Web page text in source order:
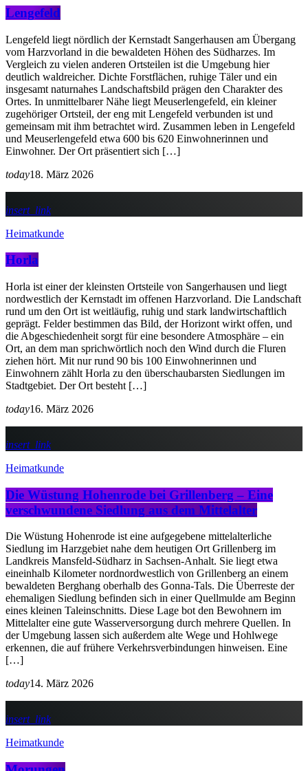
Lengefeld
Lengefeld liegt nördlich der Kernstadt Sangerhausen am Übergang
vom Harzvorland in die bewaldeten Höhen des Südharzes. Im
Vergleich zu vielen anderen Ortsteilen ist die Umgebung hier
deutlich waldreicher. Dichte Forstflächen, ruhige Täler und ein
insgesamt naturnahes Landschaftsbild prägen den Charakter des
Ortes. In unmittelbarer Nähe liegt Meuserlengefeld, ein kleiner
zugehöriger Ortsteil, der eng mit Lengefeld verbunden ist und
gemeinsam mit ihm betrachtet wird. Zusammen leben in Lengefeld
und Meuserlengefeld etwa 600 bis 620 Einwohnerinnen und
Einwohner. Der Ort präsentiert sich […]
today18. März 2026
insert_link
Heimatkunde
Horla
Horla ist einer der kleinsten Ortsteile von Sangerhausen und liegt
nordwestlich der Kernstadt im offenen Harzvorland. Die Landschaft
rund um den Ort ist weitläufig, ruhig und stark landwirtschaftlich
geprägt. Felder bestimmen das Bild, der Horizont wirkt offen, und
die Abgeschiedenheit sorgt für eine besondere Atmosphäre – ein
Ort, an dem man sprichwörtlich noch den Wind durch die Fluren
ziehen hört. Mit nur rund 90 bis 100 Einwohnerinnen und
Einwohnern zählt Horla zu den überschaubarsten Siedlungen im
Stadtgebiet. Der Ort besteht […]
today16. März 2026
insert_link
Heimatkunde
Die Wüstung Hohenrode bei Grillenberg – Eine
verschwundene Siedlung aus dem Mittelalter
Die Wüstung Hohenrode ist eine aufgegebene mittelalterliche
Siedlung im Harzgebiet nahe dem heutigen Ort Grillenberg im
Landkreis Mansfeld-Südharz in Sachsen-Anhalt. Sie liegt etwa
eineinhalb Kilometer nordnordwestlich von Grillenberg an einem
bewaldeten Berghang oberhalb des Gonna-Tals. Die Überreste der
ehemaligen Siedlung befinden sich in einer Quellmulde am Beginn
eines kleinen Taleinschnitts. Diese Lage bot den Bewohnern im
Mittelalter eine gute Wasserversorgung durch mehrere Quellen. In
der Umgebung lassen sich außerdem alte Wege und Hohlwege
erkennen, die auf frühere Verkehrsverbindungen hinweisen. Eine
[…]
today14. März 2026
insert_link
Heimatkunde